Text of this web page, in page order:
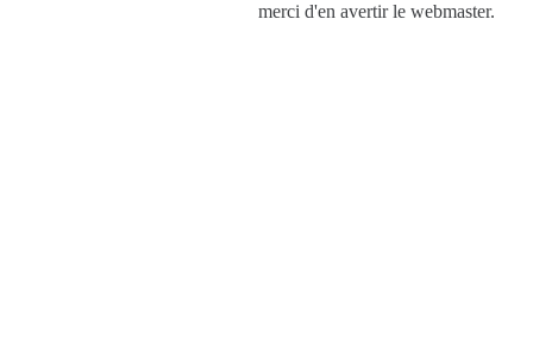
merci d'en avertir le webmaster.